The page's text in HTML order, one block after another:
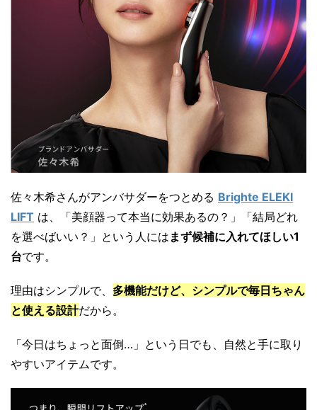
佐々木希さんがアンバサダーをつとめる Brighte ELEKI
LIFT は、「美顔器って本当に効果あるの？」「結局どれ
を選べばいい？」という人には まず候補に入れてほしい1
台です。
理由はシンプルで、 多機能だけど、シンプルで毎日ちゃん
と使える設計だから。
「今日はちょっと面倒…」という日でも、自然と手に取り
やすいアイテムです。